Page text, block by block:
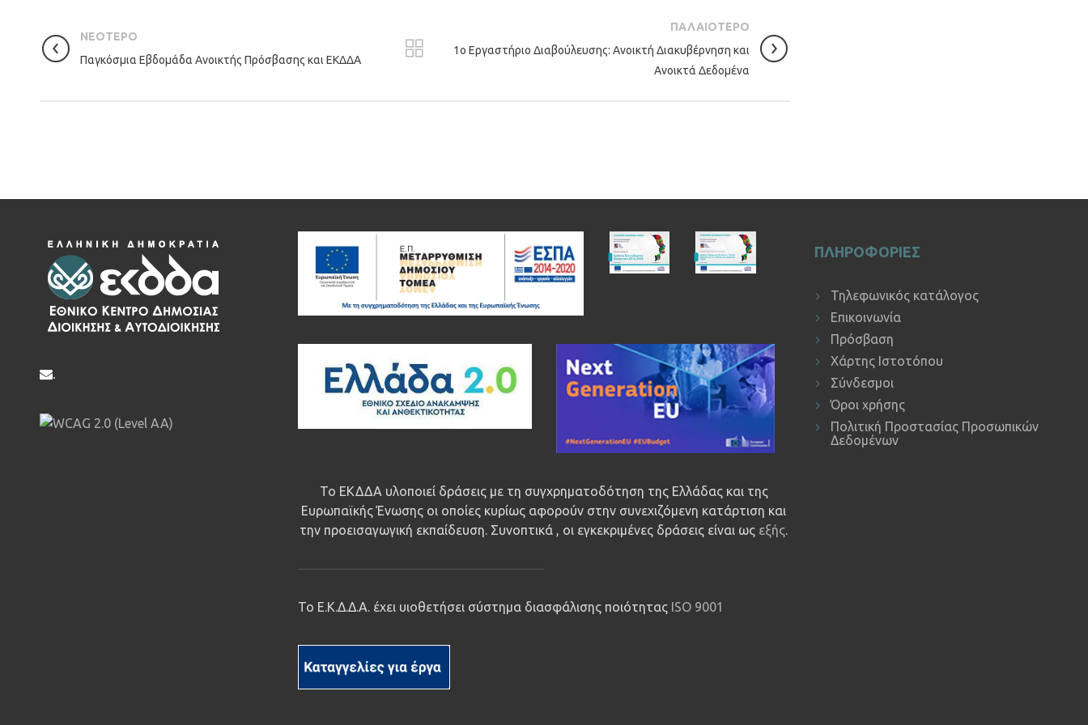
ΝΕΟΤΕΡΟ
Παγκόσμια Εβδομάδα Ανοικτής Πρόσβασης και ΕΚΔΔΑ
ΠΑΛΑΙΟΤΕΡΟ
1ο Εργαστήριο Διαβούλευσης: Ανοικτή Διακυβέρνηση και
Ανοικτά Δεδομένα
.
Το ΕΚΔΔΑ υλοποιεί δράσεις με τη συγχρηματοδότηση της Ελλάδας και της
Ευρωπαϊκής Ένωσης οι οποίες κυρίως αφορούν στην συνεχιζόμενη κατάρτιση και
την προεισαγωγική εκπαίδευση. Συνοπτικά , οι εγκεκριμένες δράσεις είναι ως εξής.
Το Ε.Κ.Δ.Δ.Α. έχει υιοθετήσει σύστημα διασφάλισης ποιότητας ISO 9001
ΠΛΗΡΟΦΟΡΙΕΣ
Τηλεφωνικός κατάλογος
Επικοινωνία
Πρόσβαση
Χάρτης Ιστοτόπου
Σύνδεσμοι
Όροι χρήσης
Πολιτική Προστασίας Προσωπικών
Δεδομένων